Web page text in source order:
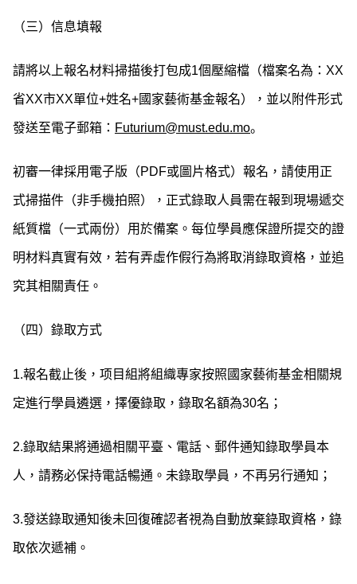
（三）信息填報
請將以上報名材料掃描後打包成1個壓縮檔（檔案名為：XX
省XX市XX單位+姓名+國家藝術基金報名），並以附件形式
發送至電子郵箱： Futurium@must.edu.mo。
初審一律採用電子版（PDF或圖片格式）報名，請使用正
式掃描件（非手機拍照），正式錄取人員需在報到現場遞交
紙質檔（一式兩份）用於備案。每位學員應保證所提交的證
明材料真實有效，若有弄虛作假行為將取消錄取資格，並追
究其相關責任。
（四）錄取方式
1.報名截止後，项目組將組織專家按照國家藝術基金相關規
定進行學員遴選，擇優錄取，錄取名額為30名；
2.錄取結果將通過相關平臺、電話、郵件通知錄取學員本
人，請務必保持電話暢通。未錄取學員，不再另行通知；
3.發送錄取通知後未回復確認者視為自動放棄錄取資格，錄
取依次遞補。